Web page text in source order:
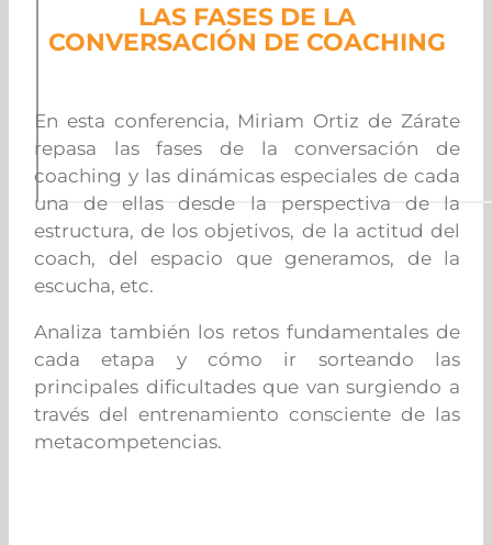
LAS FASES DE LA
CONVERSACIÓN DE COACHING
En esta conferencia, Miriam Ortiz de Zárate
repasa las fases de la conversación de
coaching y las dinámicas especiales de cada
una de ellas desde la perspectiva de la
estructura, de los objetivos, de la actitud del
coach, del espacio que generamos, de la
escucha, etc.
Analiza también los retos fundamentales de
cada etapa y cómo ir sorteando las
principales dificultades que van surgiendo a
través del entrenamiento consciente de las
metacompetencias.